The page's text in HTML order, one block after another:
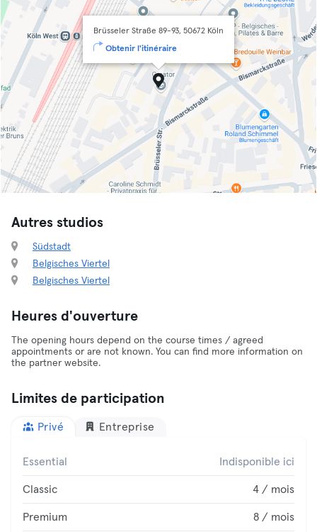
Brüsseler Straße 89-93, 50672 Köln
Obtenir l'itinéraire
Autres studios
Südstadt
Belgisches Viertel
Belgisches Viertel
Heures d'ouverture
The opening hours depend on the course times / agreed
appointments or are not known. You can find more information on
the partner website.
Limites de participation
Privé Entreprise
Essential Indisponible ici
Classic 4 / mois
Premium 8 / mois